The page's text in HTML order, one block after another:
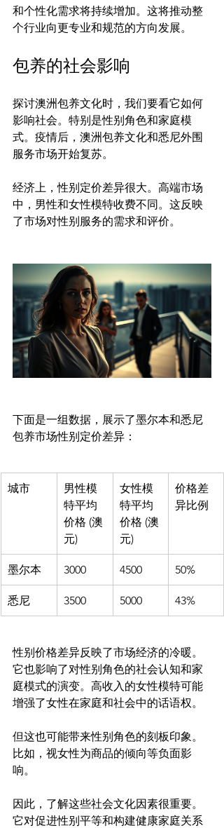
和个性化需求将持续增加。这将推动整
包养的社会影响
探讨澳洲包养文化时，我们要看它如何
影响社会。特别是性别角色和家庭模
式。疫情后，澳洲包养文化和悉尼外围
服务市场开始复苏。
经济上，性别定价差异很大。高端市场
中，男性和女性模特收费不同。这反映
了市场对性别服务的需求和评价。
下面是一组数据，展示了墨尔本和悉尼
城市
男性模
特平均
价格 (澳
元)
女性模
特平均
价格 (澳
元)
价格差
异比例
墨尔本 3000 4500 50%
悉尼 3500 5000 43%
性别价格差异反映了市场经济的冷暖。
它也影响了对性别角色的社会认知和家
庭模式的演变。高收入的女性模特可能
增强了女性在家庭和社会中的话语权。
但这也可能带来性别角色的刻板印象。
比如，视女性为商品的倾向等负面影
响。
因此，了解这些社会文化因素很重要。
它对促进性别平等和构建健康家庭关系